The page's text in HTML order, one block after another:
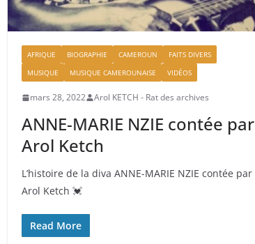
AFRIQUE BIOGRAPHIE CAMEROUN
FAITS DIVERS
MUSIQUE
MUSIQUE CAMEROUNAISE VIDÉOS
mars 28, 2022 Arol KETCH - Rat des archives
ANNE-MARIE NZIE contée par
Arol Ketch
L’histoire de la diva ANNE-MARIE NZIE contée par
Arol Ketch 💓
Read More